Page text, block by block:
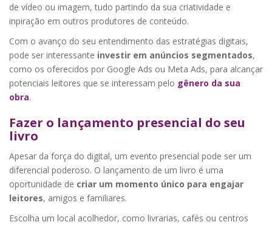
de vídeo ou imagem, tudo partindo da sua criatividade e
inpiração em outros produtores de conteúdo.
Com o avanço do seu entendimento das estratégias digitais,
pode ser interessante investir em anúncios segmentados,
como os oferecidos por Google Ads ou Meta Ads, para alcançar
potenciais leitores que se interessam pelo gênero da sua
obra.
Fazer o lançamento presencial do seu
livro
Apesar da força do digital, um evento presencial pode ser um
diferencial poderoso. O lançamento de um livro é uma
oportunidade de criar um momento único para engajar
leitores, amigos e familiares.
Escolha um local acolhedor, como livrarias, cafés ou centros